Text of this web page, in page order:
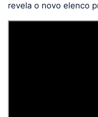
revela o novo elenco